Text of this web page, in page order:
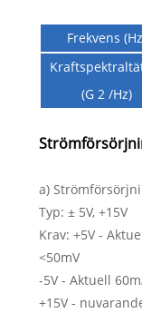
Frekvens
(G 2 /Hz)
a)
Typ: ± 5V, +15V
Krav: +5V -
<50mV
-5V - Aktuell
+15V -